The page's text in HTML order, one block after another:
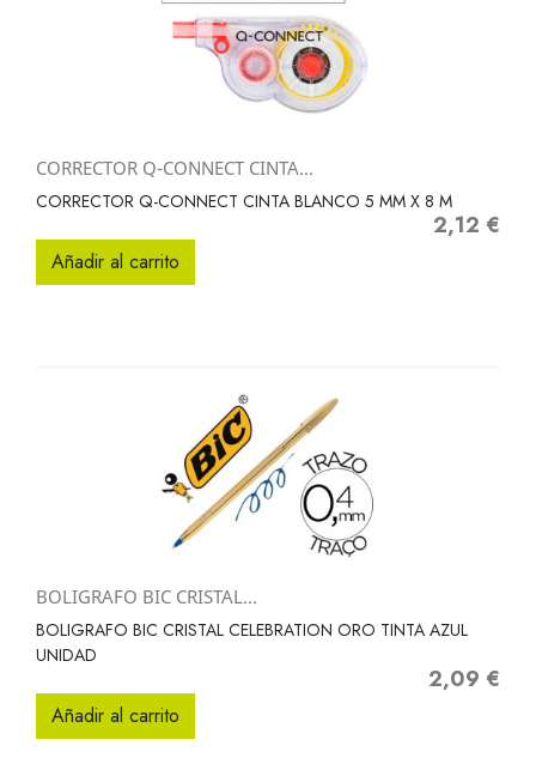
CORRECTOR Q-CONNECT CINTA...
CORRECTOR Q-CONNECT CINTA BLANCO 5 MM X 8 M
Precio
2,12 €
Añadir al carrito
BOLIGRAFO BIC CRISTAL...
BOLIGRAFO BIC CRISTAL CELEBRATION ORO TINTA AZUL
UNIDAD
Precio
2,09 €
Añadir al carrito